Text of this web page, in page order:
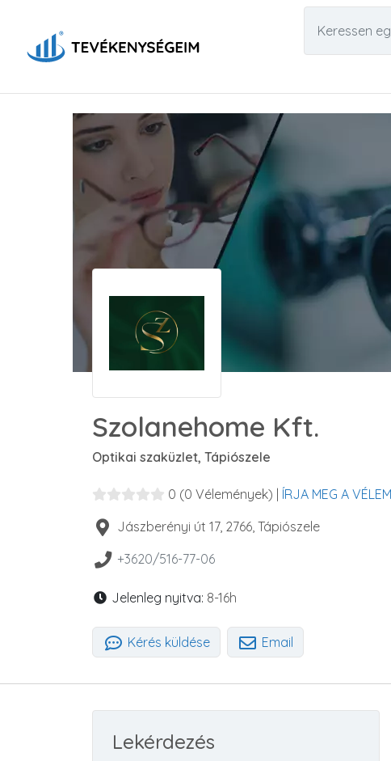
Szolanehome Kft.
Optikai szaküzlet, Tápiószele
0 (0 Vélemények)
ÍRJA MEG A
Jászberényi út 17, 2766, Tápiószele
+3620/516-77-06
Jelenleg nyitva: 8-16h
Kérés küldése Email
Lekérdezés